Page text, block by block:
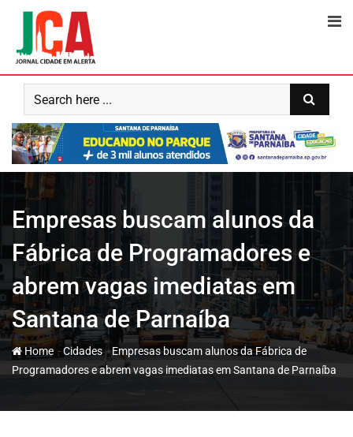
content
Empresas buscam alunos da
Fábrica de Programadores e
abrem vagas imediatas em
Santana de Parnaíba
Home -Cidades-Empresas buscam alunos da Fábrica de
Programadores e abrem vagas imediatas em Santana de Parnaíba